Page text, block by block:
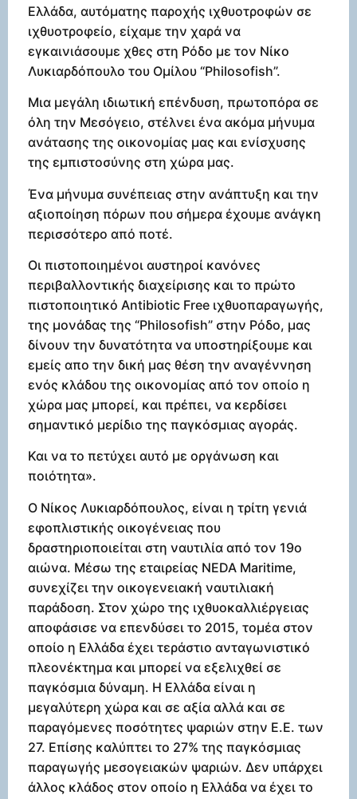
Ελλάδα, αυτόματης παροχής ιχθυοτροφών σε
ιχθυοτροφείο, είχαμε την χαρά να
εγκαινιάσουμε χθες στη Ρόδο με τον Νίκο
Λυκιαρδόπουλο του Ομίλου “Philosofish”.
Μια μεγάλη ιδιωτική επένδυση, πρωτοπόρα σε
όλη την Μεσόγειο, στέλνει ένα ακόμα μήνυμα
ανάτασης της οικονομίας μας και ενίσχυσης
της εμπιστοσύνης στη χώρα μας.
Ένα μήνυμα συνέπειας στην ανάπτυξη και την
αξιοποίηση πόρων που σήμερα έχουμε ανάγκη
περισσότερο από ποτέ.
Οι πιστοποιημένοι αυστηροί κανόνες
περιβαλλοντικής διαχείρισης και το πρώτο
πιστοποιητικό Antibiotic Free ιχθυοπαραγωγής,
της μονάδας της “Philosofish” στην Ρόδο, μας
δίνουν την δυνατότητα να υποστηρίξουμε και
εμείς απο την δική μας θέση την αναγέννηση
ενός κλάδου της οικονομίας από τον οποίο η
χώρα μας μπορεί, και πρέπει, να κερδίσει
σημαντικό μερίδιο της παγκόσμιας αγοράς.
Και να το πετύχει αυτό με οργάνωση και
ποιότητα».
Ο Νίκος Λυκιαρδόπουλος, είναι η τρίτη γενιά
εφοπλιστικής οικογένειας που
δραστηριοποιείται στη ναυτιλία από τoν 19ο
αιώνα. Μέσω της εταιρείας NEDA Maritime,
συνεχίζει την οικογενειακή ναυτιλιακή
παράδοση. Στον χώρο της ιχθυοκαλλιέργειας
αποφάσισε να επενδύσει το 2015, τομέα στον
οποίο η Ελλάδα έχει τεράστιο ανταγωνιστικό
πλεονέκτημα και μπορεί να εξελιχθεί σε
παγκόσμια δύναμη. Η Ελλάδα είναι η
μεγαλύτερη χώρα και σε αξία αλλά και σε
παραγόμενες ποσότητες ψαριών στην Ε.Ε. των
27. Επίσης καλύπτει το 27% της παγκόσμιας
παραγωγής μεσογειακών ψαριών. Δεν υπάρχει
άλλος κλάδος στον οποίο η Ελλάδα να έχει το